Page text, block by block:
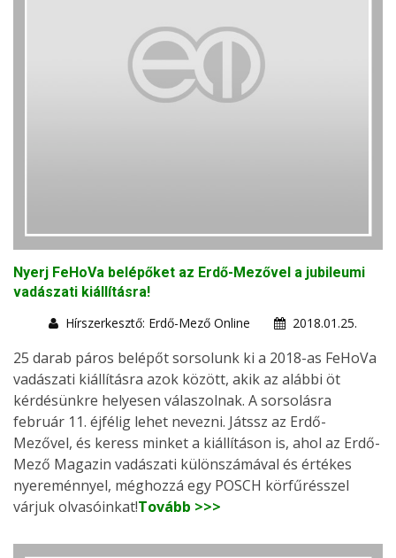
Nyerj FeHoVa belépőket az Erdő-Mezővel a jubileumi
vadászati kiállításra!
Hírszerkesztő: Erdő-Mező Online
2018.01.25.
25 darab páros belépőt sorsolunk ki a 2018-as FeHoVa
vadászati kiállításra azok között, akik az alábbi öt
kérdésünkre helyesen válaszolnak. A sorsolásra
február 11. éjfélig lehet nevezni. Játssz az Erdő-
Mezővel, és keress minket a kiállításon is, ahol az Erdő-
Mező Magazin vadászati különszámával és értékes
nyereménnyel, méghozzá egy POSCH körfűrésszel
várjuk olvasóinkat!Tovább >>>